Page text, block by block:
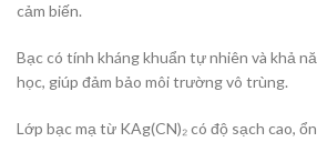
cảm biến.
Bạc có tính kháng khuẩn tự nhiên và khả
học, giúp đảm bảo môi trường vô trùng.
Lớp bạc mạ từ KAg(CN)₂ có độ sạch cao,